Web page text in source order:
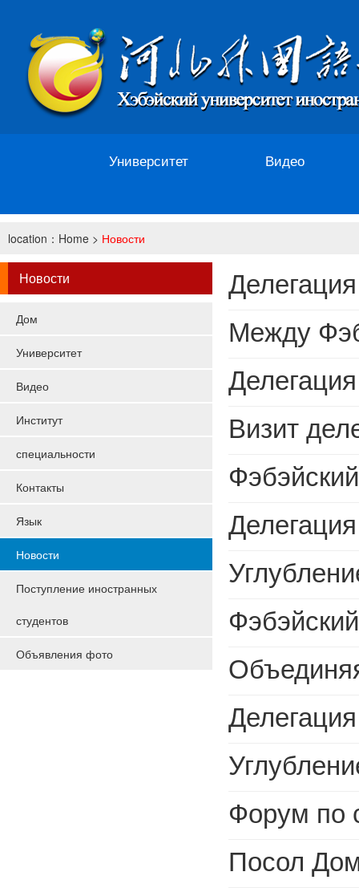
Видео
Университет
location： Home > Новости
Новости
Дом
Университет
Видео
Институт
специальности
Контакты
Язык
Новости
Поступление иностранных
студентов
Объявления фото
Делегация Фэбэйского
Между Фэбэйским университетом иностранных
Делегация Фэбэйского университета
Визит делегации
Фэбэйский университет
Делегация Фэбэйского университета
Углубление международного
Фэбэйский Университет иностранных
Объединяя усилия по подготовке
Делегация
Углубление сотрудничества,
Форум по сотрудничеству и развитию в сфере
Посол Доминиканской Республики в